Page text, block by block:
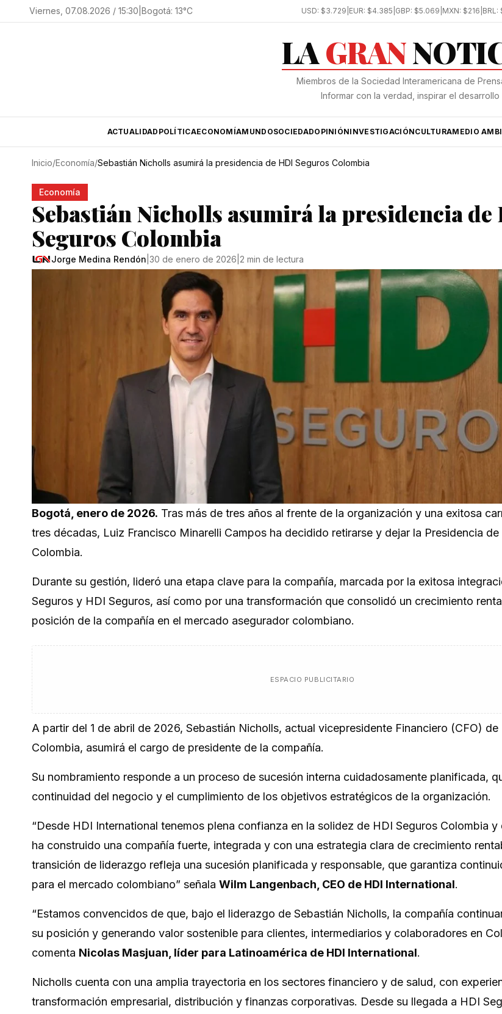
Viernes, 07.08.2026 / 15:30 Bogotá: 13°C USD: $3.729 EUR: $4.385 GBP: $5.069 MXN: $216 BRL:
LAGRAN
Miembros de la Sociedad Interamericana de
Informar con la verdad, inspirar el desarrollo
ACTUALIDAD POLÍTICAECONOMÍAMUNDOSOCIEDADOPINIÓNINVESTIGACIÓNCULTURAMEDIO
Inicio/Economía/Sebastián Nicholls asumirá la presidencia de HDI Seguros Colombia
Economía
Sebastián Nicholls asumirá la presidencia
Seguros Colombia
Jorge Medina Rendón 30 de enero de 2026 2 min de lectura
Bogotá, enero de 2026. Tras más de tres años al frente de la organización y una exitosa
tres décadas, Luiz Francisco Minarelli Campos ha decidido retirarse y dejar la Presidencia de
Colombia.
Durante su gestión, lideró una etapa clave para la compañía, marcada por la exitosa
Seguros y HDI Seguros, así como por una transformación que consolidó un crecimiento
posición de la compañía en el mercado asegurador colombiano.
ESPACIO PUBLICITARIO
A partir del 1 de abril de 2026, Sebastián Nicholls, actual vicepresidente Financiero (CFO) de
Colombia, asumirá el cargo de presidente de la compañía.
Su nombramiento responde a un proceso de sucesión interna cuidadosamente planificada,
continuidad del negocio y el cumplimiento de los objetivos estratégicos de la organización.
“Desde HDI International tenemos plena confianza en la solidez de HDI Seguros Colombia y
ha construido una compañía fuerte, integrada y con una estrategia clara de crecimiento
transición de liderazgo refleja una sucesión planificada y responsable, que garantiza
para el mercado colombiano” señala Wilm Langenbach, CEO de HDI International.
“Estamos convencidos de que, bajo el liderazgo de Sebastián Nicholls, la compañía
su posición y generando valor sostenible para clientes, intermediarios y colaboradores en
comenta Nicolas Masjuan, líder para Latinoamérica de HDI International.
Nicholls cuenta con una amplia trayectoria en los sectores financiero y de salud, con
transformación empresarial, distribución y finanzas corporativas. Desde su llegada a HDI